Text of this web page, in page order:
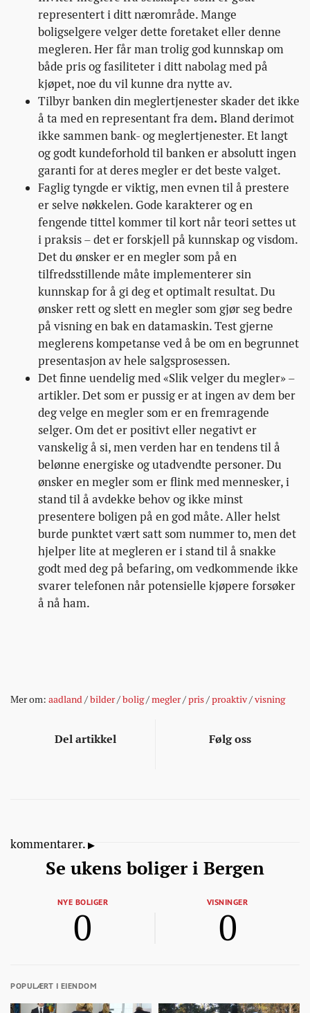
representert i ditt nærområde. Mange
boligselgere velger dette foretaket eller denne
megleren. Her får man trolig god kunnskap om
både pris og fasiliteter i ditt nabolag med på
kjøpet, noe du vil kunne dra nytte av.
Tilbyr banken din meglertjenester skader det ikke
å ta med en representant fra dem. Bland derimot
ikke sammen bank- og meglertjenester. Et langt
og godt kundeforhold til banken er absolutt ingen
garanti for at deres megler er det beste valget.
Faglig tyngde er viktig, men evnen til å prestere
er selve nøkkelen. Gode karakterer og en
fengende tittel kommer til kort når teori settes ut
i praksis – det er forskjell på kunnskap og visdom.
Det du ønsker er en megler som på en
tilfredsstillende måte implementerer sin
kunnskap for å gi deg et optimalt resultat. Du
ønsker rett og slett en megler som gjør seg bedre
på visning en bak en datamaskin. Test gjerne
meglerens kompetanse ved å be om en begrunnet
presentasjon av hele salgsprosessen.
Det finne uendelig med «Slik velger du megler» –
artikler. Det som er pussig er at ingen av dem ber
deg velge en megler som er en fremragende
selger. Om det er positivt eller negativt er
vanskelig å si, men verden har en tendens til å
belønne energiske og utadvendte personer. Du
ønsker en megler som er flink med mennesker, i
stand til å avdekke behov og ikke minst
presentere boligen på en god måte. Aller helst
burde punktet vært satt som nummer to, men det
hjelper lite at megleren er i stand til å snakke
godt med deg på befaring, om vedkommende ikke
svarer telefonen når potensielle kjøpere forsøker
å nå ham.
Mer om: aadland/bilder/bolig/megler/pris/proaktiv/visning
Del artikkel Følg oss
kommentarer.
Se ukens boliger i Bergen
NYE BOLIGER
0
VISNINGER
0
POPULÆRT I EIENDOM